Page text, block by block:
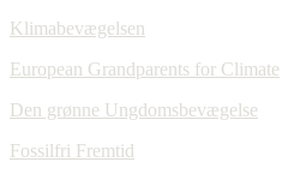
Klimabevægelsen
European Grandparents for Climate
Den grønne Ungdomsbevægelse
Fossilfri Fremtid